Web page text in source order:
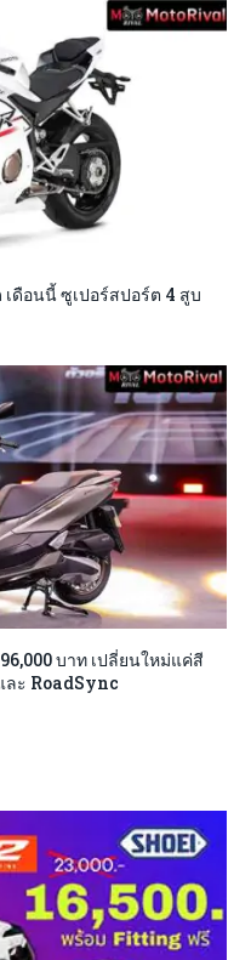
เดือนนี้ ซูเปอร์สปอร์ต 4 สูบ
บาท เปลี่ยนใหม่แค่สี
ละ RoadSync